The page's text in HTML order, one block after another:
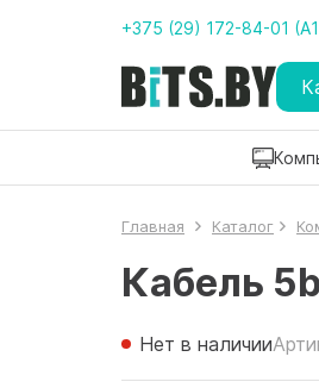
+375 (29) 172-84-01
Главная Каталог
Кабель
Нет в наличии